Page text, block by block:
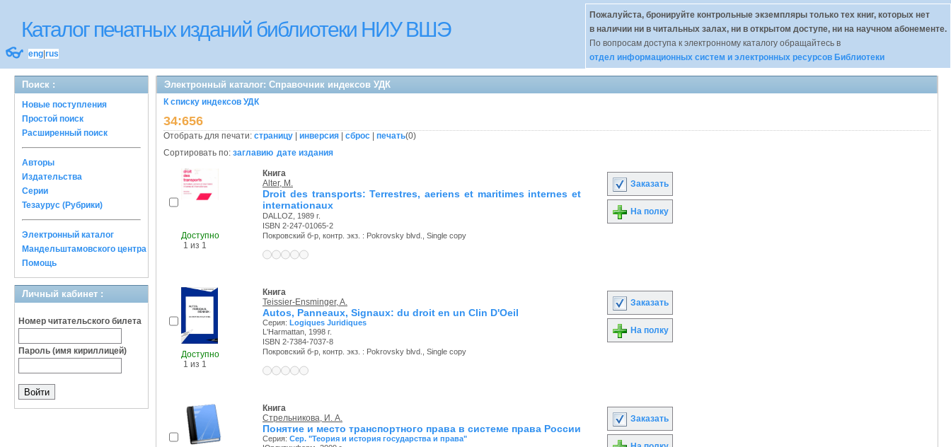
Каталог печатных изданий библиотеки НИУ ВШЭ
👓 eng rus
Пожалуйста, бронируйте контрольные экземпляры только тех книг, которых нет
в наличии ни в читальных залах, ни в открытом доступе, ни на научном абонементе.
По вопросам доступа к электронному каталогу обращайтесь в
отдел информационных систем и электронных ресурсов Библиотеки
Поиск :
Новые поступления
Простой поиск
Расширенный поиск
Авторы
Издательства
Серии
Тезаурус (Рубрики)
Электронный каталог
Мандельштамовского центра
Помощь
Личный кабинет :
Номер читательского билета
Пароль (имя кириллицей)
Электронный каталог: Справочник индексов УДК
К списку индексов УДК
34:656
Отобрать для печати: страницу инверсия сброс печать(0)
Сортировать по: заглавию дате издания
Доступно
1 из 1
Книга
Alter, M.
Droit des transports: Terrestres, aeriens et maritimes internes et
internationaux
DALLOZ, 1989 г.
ISBN 2-247-01065-2
Покровский б-р, контр. экз. : Pokrovsky blvd., Single copy
Заказать
На полку
Доступно
1 из 1
Книга
Teissier-Ensminger, A.
Autos, Panneaux, Signaux: du droit en un Clin D'Oeil
Серия: Logiques Juridiques
L'Harmattan, 1998 г.
ISBN 2-7384-7037-8
Покровский б-р, контр. экз. : Pokrovsky blvd., Single copy
Заказать
На полку
Книга
Стрельникова, И. А.
Понятие и место транспортного права в системе права России
Серия: Сер. "Теория и история государства и права"
Заказать